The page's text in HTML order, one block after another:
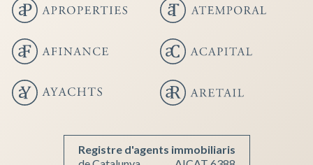
Registre d'agents immobiliaris
Guardar configuración Aceptar todas